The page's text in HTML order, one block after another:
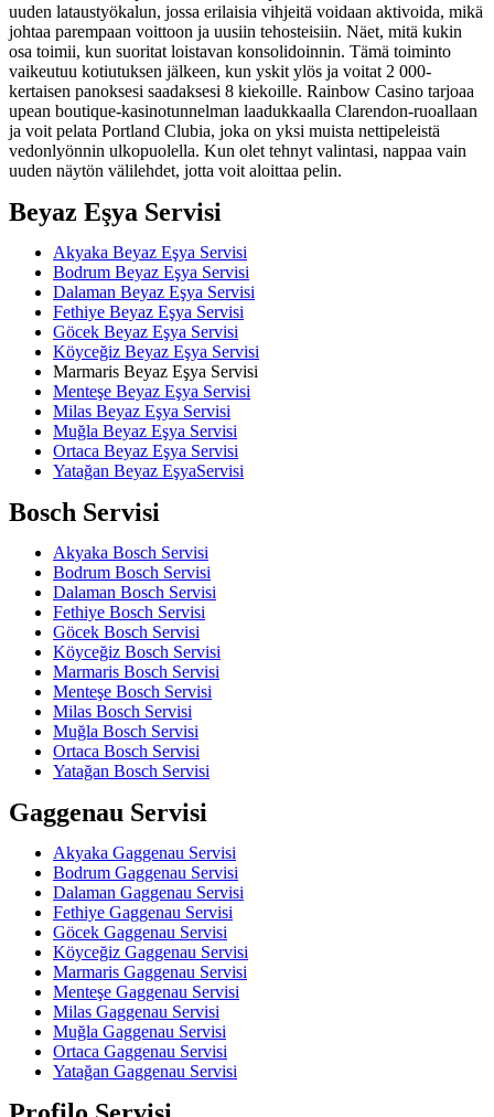
uuden lataustyökalun, jossa erilaisia ​​vihjeitä voidaan aktivoida, mikä
johtaa parempaan voittoon ja uusiin tehosteisiin. Näet, mitä kukin
osa toimii, kun suoritat loistavan konsolidoinnin. Tämä toiminto
vaikeutuu kotiutuksen jälkeen, kun yskit ylös ja voitat 2 000-
kertaisen panoksesi saadaksesi 8 kiekoille. Rainbow Casino tarjoaa
upean boutique-kasinotunnelman laadukkaalla Clarendon-ruoallaan
ja voit pelata Portland Clubia, joka on yksi muista nettipeleistä
vedonlyönnin ulkopuolella. Kun olet tehnyt valintasi, nappaa vain
uuden näytön välilehdet, jotta voit aloittaa pelin.
Beyaz Eşya Servisi
Akyaka Beyaz Eşya Servisi
Bodrum Beyaz Eşya Servisi
Dalaman Beyaz Eşya Servisi
Fethiye Beyaz Eşya Servisi
Göcek Beyaz Eşya Servisi
Köyceğiz Beyaz Eşya Servisi
Marmaris Beyaz Eşya Servisi
Menteşe Beyaz Eşya Servisi
Milas Beyaz Eşya Servisi
Muğla Beyaz Eşya Servisi
Ortaca Beyaz Eşya Servisi
Yatağan Beyaz EşyaServisi
Bosch Servisi
Akyaka Bosch Servisi
Bodrum Bosch Servisi
Dalaman Bosch Servisi
Fethiye Bosch Servisi
Göcek Bosch Servisi
Köyceğiz Bosch Servisi
Marmaris Bosch Servisi
Menteşe Bosch Servisi
Milas Bosch Servisi
Muğla Bosch Servisi
Ortaca Bosch Servisi
Yatağan Bosch Servisi
Gaggenau Servisi
Akyaka Gaggenau Servisi
Bodrum Gaggenau Servisi
Dalaman Gaggenau Servisi
Fethiye Gaggenau Servisi
Göcek Gaggenau Servisi
Köyceğiz Gaggenau Servisi
Marmaris Gaggenau Servisi
Menteşe Gaggenau Servisi
Milas Gaggenau Servisi
Muğla Gaggenau Servisi
Ortaca Gaggenau Servisi
Yatağan Gaggenau Servisi